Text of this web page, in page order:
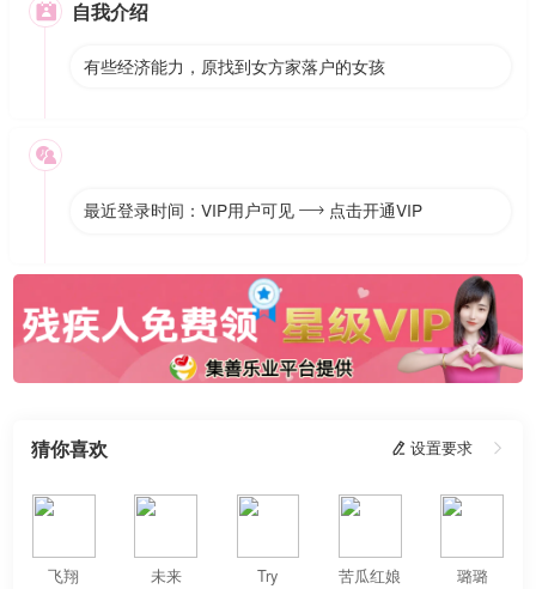
 自我介绍
有些经济能力，原找到女方家落户的女孩

最近登录时间：VIP用户可见  点击开通VIP
猜你喜欢  设置要求 
飞翔
未来
Try
苦瓜红娘
璐璐